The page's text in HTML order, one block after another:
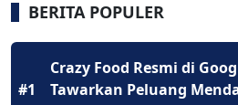
BERITA POPULER
#1
Crazy Food Resmi di
Tawarkan Peluang